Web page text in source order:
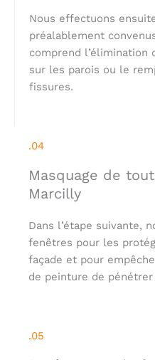
Nous effectuons
préalablement
comprend l’élimination
sur les parois ou le
fissures.
.04
Masquage de
Marcilly
Dans l’étape suivante,
fenêtres pour les
façade et pour
de peinture de
.05